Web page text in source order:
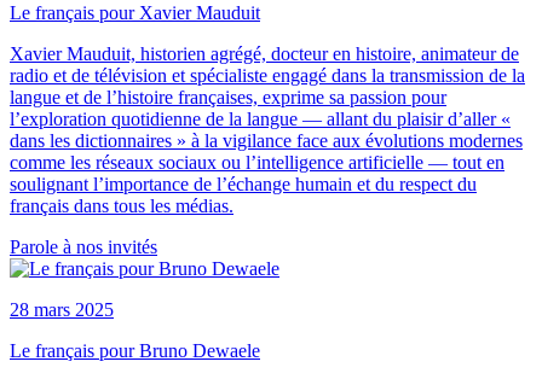
Le français pour Xavier Mauduit
Xavier Mauduit, historien agrégé, docteur en histoire, animateur de
radio et de télévision et spécialiste engagé dans la transmission de la
langue et de l’histoire françaises, exprime sa passion pour
l’exploration quotidienne de la langue — allant du plaisir d’aller «
dans les dictionnaires » à la vigilance face aux évolutions modernes
comme les réseaux sociaux ou l’intelligence artificielle — tout en
soulignant l’importance de l’échange humain et du respect du
français dans tous les médias.
Parole à nos invités
28 mars 2025
Le français pour Bruno Dewaele